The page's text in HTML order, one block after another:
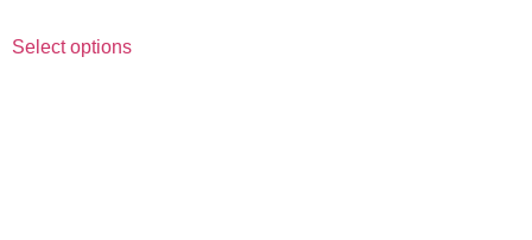
Select options